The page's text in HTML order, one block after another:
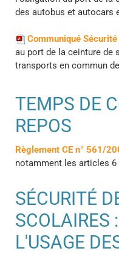
des autobus et autocars
Communiqué
au port de la ceinture de
transports en commun
TEMPS DE
REPOS
Règlement CE n° 561/
notamment les articles 6
SÉCURITÉ
SCOLAIRES
L'USAGE